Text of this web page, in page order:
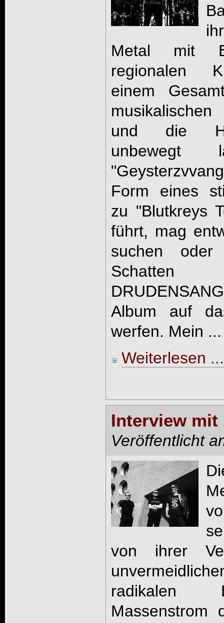
Metal mit
regionalen
einem
und die
Form eines
zu "Blutkreys
führt, mag
suchen
Schatten
Album auf
werfen. Mein ...
Weiterlesen ...
Interview mit
Veröffentlicht
von ihrer
radikalen
Massenstrom